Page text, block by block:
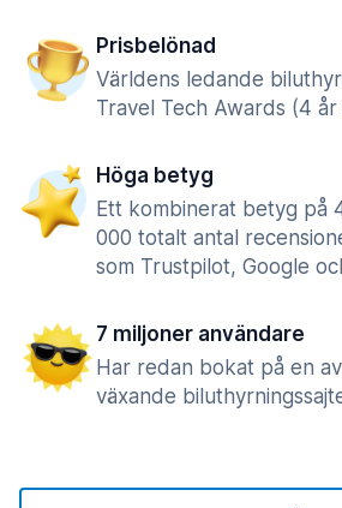
Prisbelönad
Världens ledande
Travel Tech Awards (4 år
Höga betyg
Ett kombinerat betyg på
000 totalt antal
som Trustpilot, Google
7 miljoner användare
Har redan bokat på en
växande